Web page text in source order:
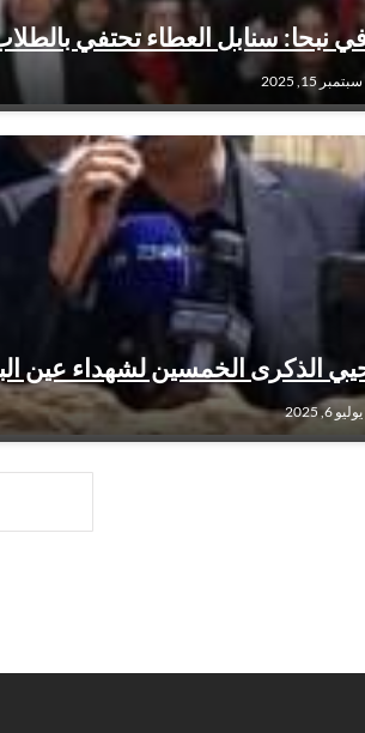
نبحا: سنابل العطاء تحتفي
سبتمبر 15, 2025
الذكرى الخمسين لشهداء عين
يوليو 6, 2025